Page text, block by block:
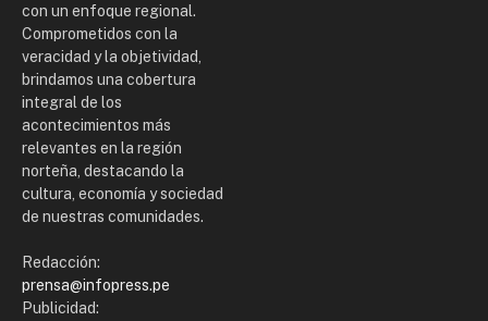
con un enfoque regional.
Comprometidos con la
veracidad y la objetividad,
brindamos una cobertura
integral de los
acontecimientos más
relevantes en la región
norteña, destacando la
cultura, economía y sociedad
de nuestras comunidades.
Redacción:
prensa@infopress.pe
Publicidad: